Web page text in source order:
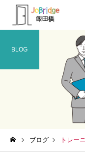
サー
働き続けるため
BLOG
ブログ トレー